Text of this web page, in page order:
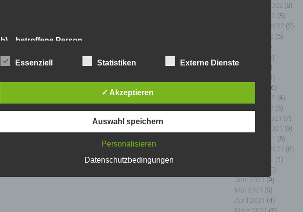
November 2022 (8)
Oktober 2022 (8)
September 2022 (2)
August 2022 (6)
(5)
(4)
Mai 2022
(5)
(8)
(6)
Februar 2022 (4)
Januar 2022 (3)
Dezember 2021 (7)
November 2021 (9)
Oktober 2021 (8)
September 2021 (8)
August 2021 (4)
(10)
Juni 2021 (9)
Mai 2021 (5)
April 2021 (4)
b) betroffene Person
Betroffene Person ist jede identifizierte oder identifizierbare natürliche
Verantwortlichen verarbeitet werden.
c) Verarbeitung
Verarbeitung ist jeder mit oder ohne Hilfe automatisierter Verfahren
ausgeführte Vorgang oder jede solche Vorgangsreihe im Zusammenhang
Organisation, das Ordnen, die Speicherung, die Anpassung oder
Offenlegung durch Übermittlung, Verbreitung oder eine andere Form der
Bereitstellung, den Abgleich oder die Verknüpfung, die Einschränkung, das
Essenziell Statistiken Externe Dienste
✓ Akzeptieren
Auswahl speichern
Personalisieren
Datenschutzbedingungen